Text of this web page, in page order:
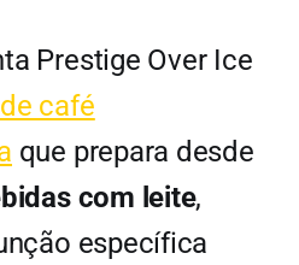
Prestige Over Ice
café
que prepara desde
com leite,
específica